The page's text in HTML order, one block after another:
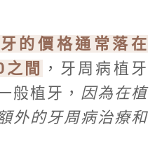
的價格通常落在
間
，牙周病植牙
般植牙， 因為在植
外的牙周病治療和